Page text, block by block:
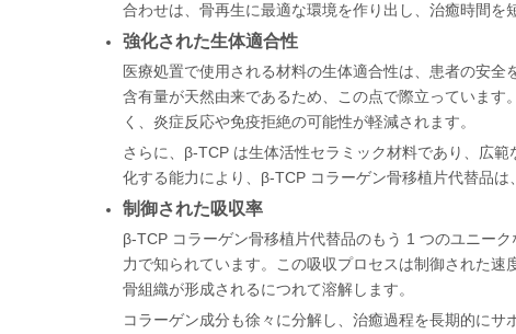
合わせは、骨再生に最適な環境を作り出し、治癒時間を
強化された生体適合性
医療処置で使用される材料の生体適合性は、患者の安
含有量が天然由来であるため、この点で際立っていま
く、炎症反応や免疫拒絶の可能性が軽減されます。
さらに、β-TCP は生体活性セラミック材料であり、広
化する能力により、β-TCP コラーゲン骨移植片代替品
制御された吸収率
β-TCP コラーゲン骨移植片代替品のもう 1 つのユニー
力で知られています。この吸収プロセスは制御された
骨組織が形成されるにつれて溶解します。
コラーゲン成分も徐々に分解し、治癒過程を長期的に